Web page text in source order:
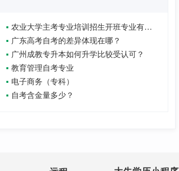
农业大学主考专业培训招生开班专业有多少种？
广东高考自考的差异体现在哪？
广州成教专升本如何升学比较受认可？
教育管理自考专业
电子商务（专科）
自考含金量多少？